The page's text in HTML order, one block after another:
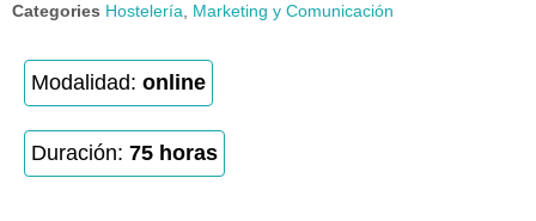
Categories Hostelería Marketing y Comunicación
Modalidad: online
Duración: 75 horas